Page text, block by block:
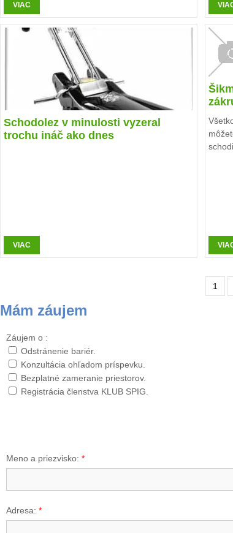
VIAC
Schodolez v minulosti vyzeral
trochu ináč ako dnes
VIAC
1
Mám záujem
Záujem o :
Odstránenie bariér.
Konzultácia ohľadom príspevku.
Bezplatné zameranie priestorov.
Registrácia členstva KLUB SPIG.
Meno a priezvisko: *
Adresa: *